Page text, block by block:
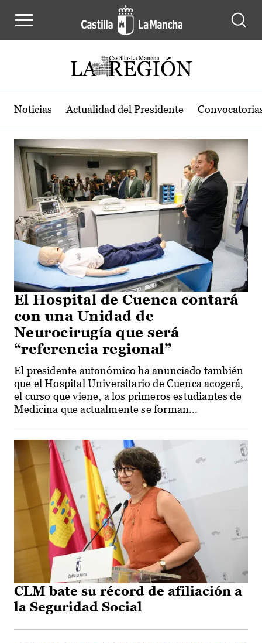
Actualidad de la región de Castilla-
Noticias Actualidad del Presidente
El Hospital de Cuenca contará
con una Unidad de
Neurocirugía que será
“referencia regional”
El presidente autonómico ha anunciado también
que el Hospital Universitario de Cuenca acogerá,
el curso que viene, a los primeros estudiantes de
Medicina que actualmente se forman...
CLM bate su récord de afiliación a
la Seguridad Social